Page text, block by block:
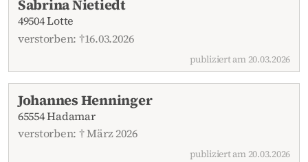
Sabrina Nietiedt
49504 Lotte
verstorben: †16.03.2026
publiziert am 20.03.2026
Johannes Henninger
65554 Hadamar
verstorben: † März 2026
publiziert am 20.03.2026